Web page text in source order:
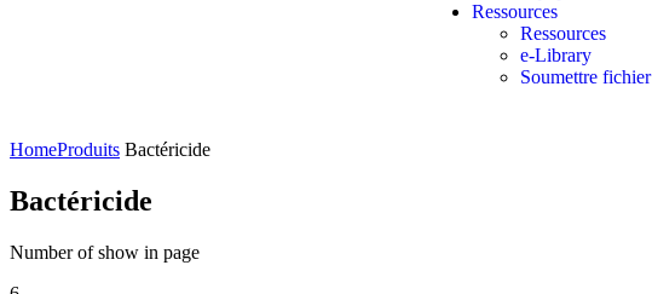
Ressources
Ressources
e-Library
Soumettre fichier
HomeProduits Bactéricide
Bactéricide
Number of show in page